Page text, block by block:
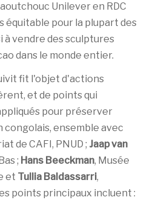
Unilever en RDC
équitable pour la plupart des
à vendre des sculptures
dans le monde entier.
fit l'objet d'actions
et de points qui
pour préserver
congolais, ensemble avec
de CAFI, PNUD ; Jaap van
; Hans Beeckman, Musée
et Tullia Baldassarri,
points principaux incluent :